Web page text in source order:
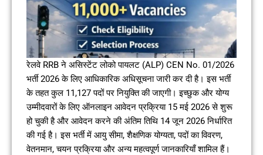
रेलवे RRB ने असिस्टेंट लोको पायलट (ALP) CEN No. 01/2026
भर्ती 2026 के लिए आधिकारिक अधिसूचना जारी कर दी है। इस भर्ती
के तहत कुल 11,127 पदों पर नियुक्ति की जाएगी। इच्छुक और योग्य
उम्मीदवारों के लिए ऑनलाइन आवेदन प्रक्रिया 15 मई 2026 से शुरू
हो चुकी है और आवेदन करने की अंतिम तिथि 14 जून 2026 निर्धारित
की गई है। इस भर्ती में आयु सीमा, शैक्षणिक योग्यता, पदों का विवरण,
वेतनमान, चयन प्रक्रिया और अन्य महत्वपूर्ण जानकारियाँ शामिल हैं।